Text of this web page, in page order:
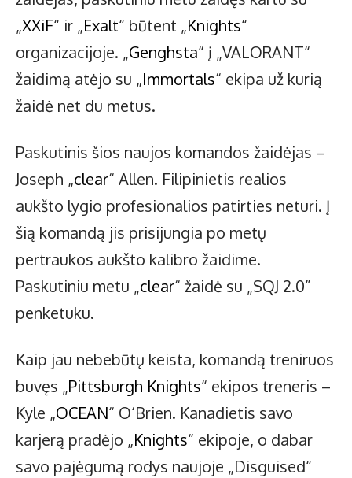
„XXiF“ ir „Exalt“ būtent „Knights“
organizacijoje. „Genghsta“ į „VALORANT“
žaidimą atėjo su „Immortals“ ekipa už kurią
žaidė net du metus.
Paskutinis šios naujos komandos žaidėjas –
Joseph „clear“ Allen. Filipinietis realios
aukšto lygio profesionalios patirties neturi. Į
šią komandą jis prisijungia po metų
pertraukos aukšto kalibro žaidime.
Paskutiniu metu „clear“ žaidė su „SQJ 2.0”
penketuku.
Kaip jau nebebūtų keista, komandą treniruos
buvęs „Pittsburgh Knights“ ekipos treneris –
Kyle „OCEAN“ O‘Brien. Kanadietis savo
karjerą pradėjo „Knights“ ekipoje, o dabar
savo pajėgumą rodys naujoje „Disguised“